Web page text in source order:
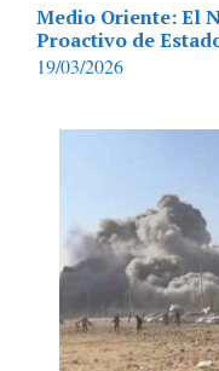
Medio Oriente: El
Proactivo de
19/03/2026